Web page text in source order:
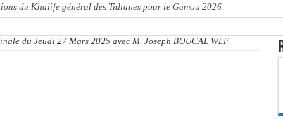
du Khalife général des Tidianes pour le Gamou 2026
réservant un accueil exceptionnel au Président du Pastef Ousmane
du Jeudi 27 Mars 2025 avec M. Joseph BOUCAL WLF